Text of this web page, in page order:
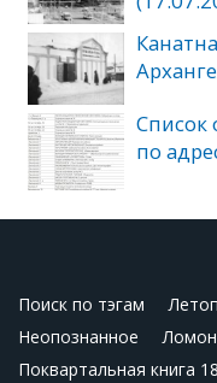
Список
по
Поиск по тэгам
Неопознанное
Поквартальная книга